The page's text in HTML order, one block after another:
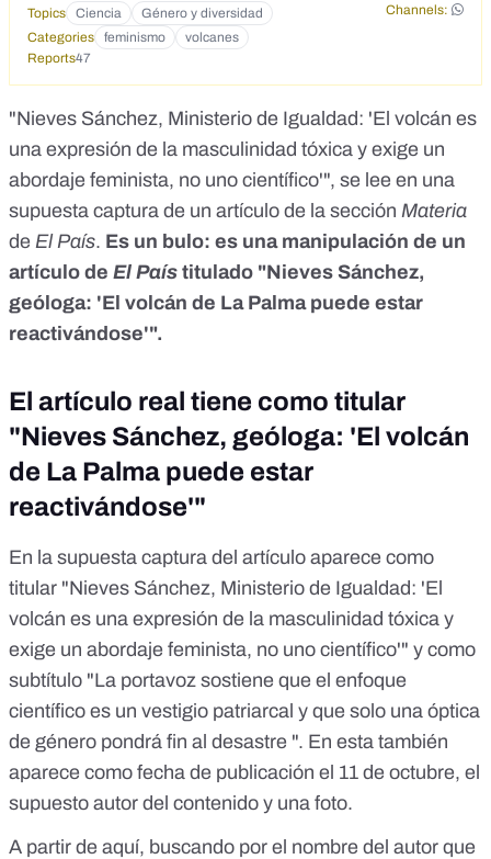
Topics Ciencia Género y diversidad
Channels:
Categories
feminismo
volcanes
Reports47
"Nieves Sánchez, Ministerio de Igualdad: 'El volcán es
una expresión de la masculinidad tóxica y exige un
abordaje feminista, no uno científico'", se lee en una
supuesta captura de un artículo de la sección Materia
de El País. Es un bulo: es una manipulación de un
artículo de El País titulado "Nieves Sánchez,
geóloga: 'El volcán de La Palma puede estar
reactivándose'".
El artículo real tiene como titular
"Nieves Sánchez, geóloga: 'El volcán
de La Palma puede estar
reactivándose'"
En la supuesta captura del artículo aparece como
titular "Nieves Sánchez, Ministerio de Igualdad: 'El
volcán es una expresión de la masculinidad tóxica y
exige un abordaje feminista, no uno científico'" y como
subtítulo "La portavoz sostiene que el enfoque
científico es un vestigio patriarcal y que solo una óptica
de género pondrá fin al desastre ". En esta también
aparece como fecha de publicación el 11 de octubre, el
supuesto autor del contenido y una foto.
A partir de aquí, buscando por el nombre del autor que